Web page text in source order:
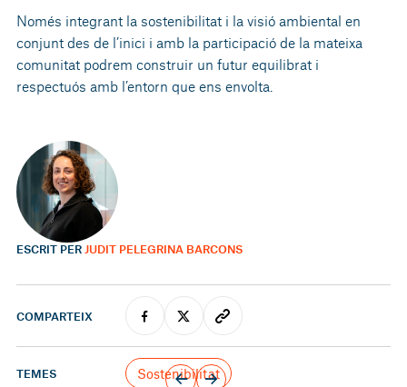
Només integrant la sostenibilitat i la visió ambiental en
conjunt des de l’inici i amb la participació de la mateixa
comunitat podrem construir un futur equilibrat i
respectuós amb l’entorn que ens envolta.
ESCRIT PER JUDIT PELEGRINA BARCONS
COMPARTEIX
TEMES Sostenibilitat